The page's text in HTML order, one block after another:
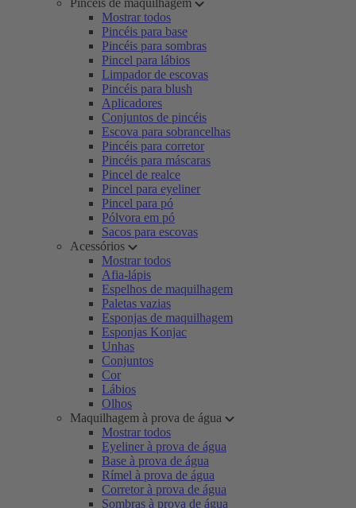
Pincéis de maquilhagem
Mostrar todos
Pincéis para base
Pincéis para sombras
Pincel para lábios
Limpador de escovas
Pincéis para blush
Aplicadores
Conjuntos de pincéis
Escova para sobrancelhas
Pincéis para corretor
Pincéis para máscaras
Pincel de realce
Pincel para eyeliner
Pincel para pó
Pólvora em pó
Sacos para escovas
Acessórios
Mostrar todos
Afia-lápis
Espelhos de maquilhagem
Paletas vazias
Esponjas de maquilhagem
Esponjas Konjac
Unhas
Conjuntos
Cor
Lábios
Olhos
Maquilhagem à prova de água
Mostrar todos
Eyeliner à prova de água
Base à prova de água
Rímel à prova de água
Corretor à prova de água
Sombras à prova de água